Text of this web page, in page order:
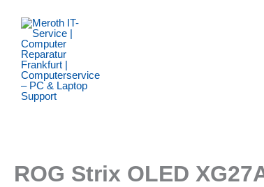
Inhalt
springen
ROG Strix OLED